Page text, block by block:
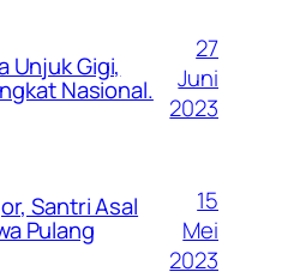
Unjuk Gigi,
Nasional.
27
Juni
2023
Santri Asal
Pulang
15
Mei
2023